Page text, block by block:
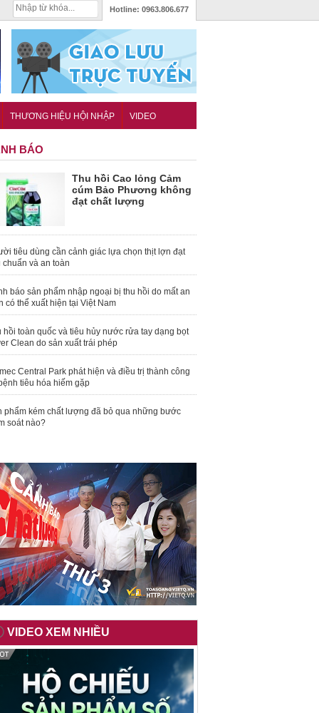
Hotline: 0963.806.677
THƯƠNG HIỆU HỘI NHẬP VIDEO
BÁO
Thu hồi Cao lỏng Cảm
cúm Bảo Phương không
đạt chất lượng
tiêu dùng cần cảnh giác lựa chọn thịt lợn đạt
chuẩn và an toàn
báo sản phẩm nhập ngoại bị thu hồi do mất an
có thể xuất hiện tại Việt Nam
hồi toàn quốc và tiêu hủy nước rửa tay dạng bọt
Clean do sản xuất trái phép
Central Park phát hiện và điều trị thành công
tiêu hóa hiếm gặp
phẩm kém chất lượng đã bỏ qua những bước
soát nào?
VIDEO XEM NHIỀU